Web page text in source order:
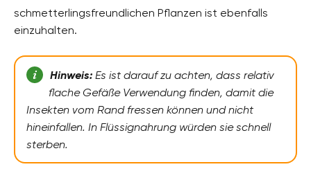
schmetterlingsfreundlichen Pflanzen ist ebenfalls
einzuhalten.
Hinweis:Es ist darauf zu achten, dass relativ
flache Gefäße Verwendung finden, damit die
Insekten vom Rand fressen können und nicht
hineinfallen. In Flüssignahrung würden sie schnell
sterben.